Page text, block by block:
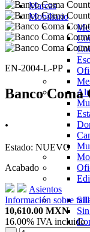
Marcas
Mobiliario
Asientos
EN-2004-L-PP
Banco Coma
.
Estado: NUEVO
Acabado
Información sobre
10,610.00 MXN
16.00% IVA incluido